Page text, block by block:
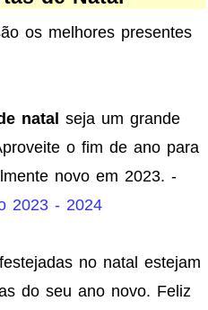
os melhores presentes
natal seja um grande
o fim de ano para
novo em 2023. -
2023 - 2024
no natal estejam
do seu ano novo. Feliz